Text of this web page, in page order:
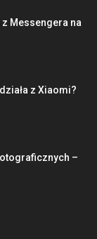
Messengera na
z Xiaomi?
–